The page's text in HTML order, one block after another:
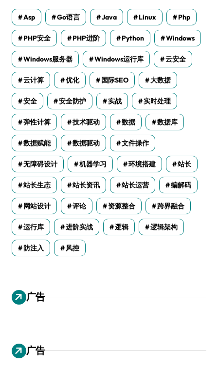
Asp Go语言 Java Linux Php
PHP安全 PHP进阶 Python Windows
Windows服务器 Windows运行库 云安全
云计算 优化 国际SEO 大数据
安全 安全防护 实战 实时处理
弹性计算 技术驱动 数据 数据库
数据赋能 数据驱动 文件操作
无障碍设计 机器学习 环境搭建 站长
站长生态 站长资讯 站长运营 编解码
网站设计 评论 资源整合 跨界融合
运行库 进阶实战 逻辑 逻辑架构
防注入 风控
广告
广告